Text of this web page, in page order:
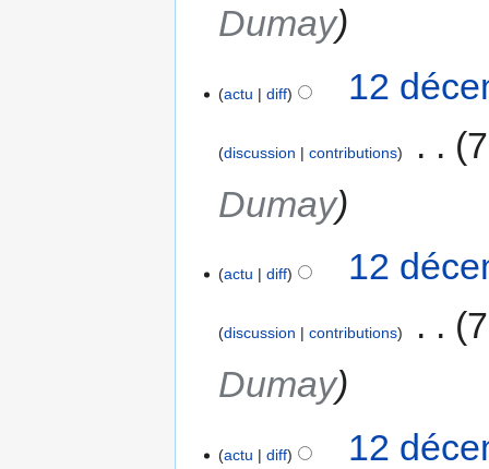
Dumay
actu diff 12
discussion contributions
Dumay
actu diff 12
discussion contributions
Dumay
actu diff 12